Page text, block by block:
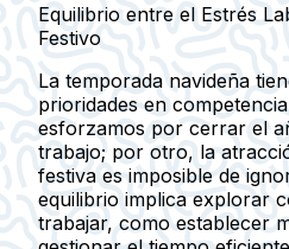
Equilibrio entre el Estrés
Festivo
La temporada navideña
prioridades en
esforzamos por cerrar el
trabajo; por otro, la
festiva es imposible de
equilibrio implica explorar
trabajar, como establecer